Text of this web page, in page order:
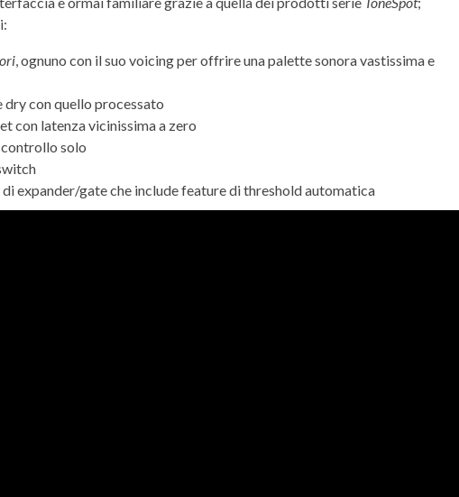
, ognuno con il suo voicing per offrire una palette sonora vastissima e
dry con quello processato
con latenza vicinissima a zero
controllo solo
expander/gate che include feature di threshold automatica